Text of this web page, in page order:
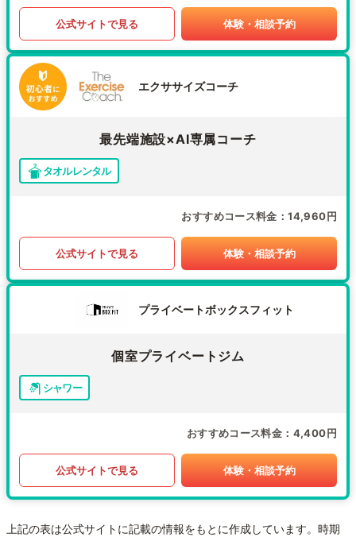
公式サイトで見る 体験・相談予約
エクササイズコーチ
最先端施設×AI専属コーチ
タオルレンタル
おすすめコース料金 14,960円
公式サイトで見る 体験・相談予約
プライベートボックスフィット
個室プライベートジム
シャワー
おすすめコース料金 4,400円
公式サイトで見る 体験・相談予約
上記の表は公式サイトに記載の情報をもとに作成しています。時期